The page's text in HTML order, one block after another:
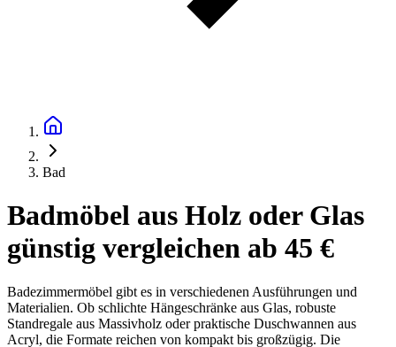
Bad
Badmöbel aus Holz oder Glas
günstig vergleichen ab 45 €
Badezimmermöbel gibt es in verschiedenen Ausführungen und
Materialien. Ob schlichte Hängeschränke aus Glas, robuste
Standregale aus Massivholz oder praktische Duschwannen aus
Acryl, die Formate reichen von kompakt bis großzügig. Die